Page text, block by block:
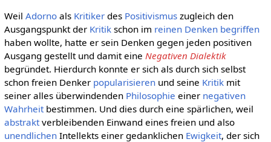
Weil Adornoals Kritikerdes Positivismuszugleich den
Ausgangspunkt der Kritikschon im reinen Denken begriffen
haben wollte, hatte er sein Denken gegen jeden positiven
Ausgang gestellt und damit eine Negativen Dialektik
begründet. Hierdurch konnte er sich als durch sich selbst
schon freien Denker popularisierenund seine Kritikmit
seiner alles überwindenden Philosophie einer negativen
Wahrheitbestimmen. Und dies durch eine spärlichen, weil
abstraktverbleibenden Einwand eines freien und also
unendlichenIntellekts einer gedanklichen Ewigkeit, der sich